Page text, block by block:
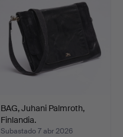
BAG, Juhani Palmroth,
Finlandia.
Subastado 7 abr 2026